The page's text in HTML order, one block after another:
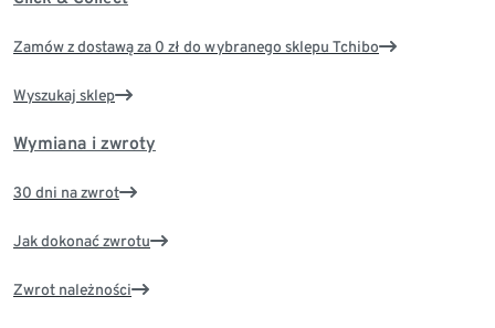
Zamów z dostawą za 0 zł do wybranego sklepu Tchibo
Wyszukaj sklep
Wymiana i zwroty
30 dni na zwrot
Jak dokonać zwrotu
Zwrot należności